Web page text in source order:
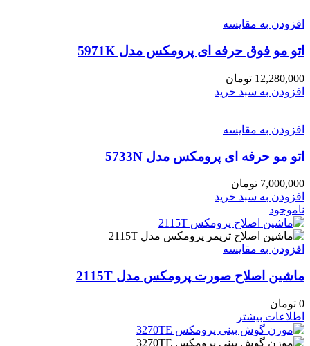
افزودن به مقایسه
اتو مو فوق حرفه ای پرومکس مدل 5971K
12,280,000 تومان
افزودن به سبد خرید
افزودن به مقایسه
اتو مو حرفه ای پرومکس مدل 5733N
7,000,000 تومان
افزودن به سبد خرید
ناموجود
افزودن به مقایسه
ماشین اصلاح صورت پرومکس مدل 2115T
0 تومان
اطلاعات بیشتر